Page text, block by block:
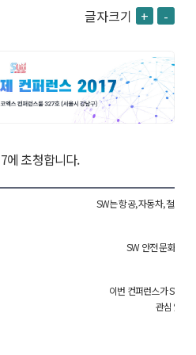
글자크기 + -
에 초청합니다.
SW는 항공, 자동차, 철도,
SW 안전 문화 확
이번 컨퍼런스가 SW
관심 있는